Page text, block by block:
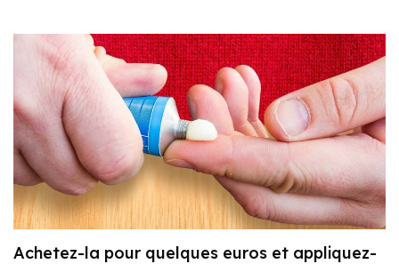
Achetez-la pour quelques euros et appliquez-